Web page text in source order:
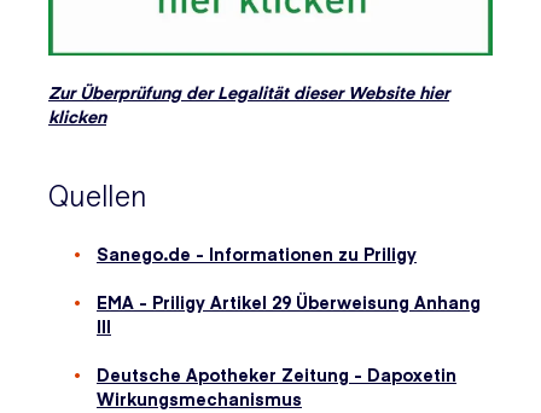
Zur Überprüfung der Legalität dieser Website hier
klicken
Quellen
Sanego.de - Informationen zu Priligy
EMA - Priligy Artikel 29 Überweisung Anhang
III
Deutsche Apotheker Zeitung - Dapoxetin
Wirkungsmechanismus